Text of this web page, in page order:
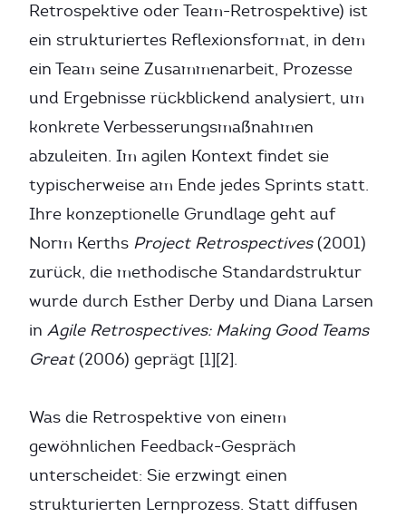
Retrospektive oder Team-Retrospektive) ist
ein strukturiertes Reflexionsformat, in dem
ein Team seine Zusammenarbeit, Prozesse
und Ergebnisse rückblickend analysiert, um
konkrete Verbesserungsmaßnahmen
abzuleiten. Im agilen Kontext findet sie
typischerweise am Ende jedes Sprints statt.
Ihre konzeptionelle Grundlage geht auf
Norm Kerths Project Retrospectives(2001)
zurück, die methodische Standardstruktur
wurde durch Esther Derby und Diana Larsen
in Agile Retrospectives: Making Good Teams
Great(2006) geprägt [1][2].
Was die Retrospektive von einem
gewöhnlichen Feedback-Gespräch
unterscheidet: Sie erzwingt einen
strukturierten Lernprozess. Statt diffusen